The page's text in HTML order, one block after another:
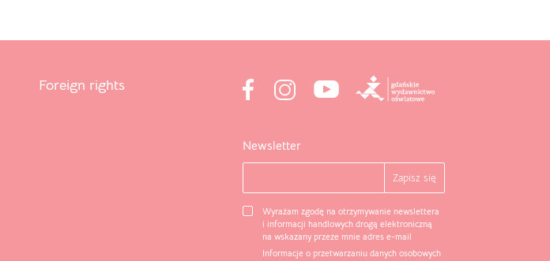
Foreign rights
Newsletter
Wyrażam zgodę na otrzymywanie newslettera
i informacji handlowych drogą elektroniczną
na wskazany przeze mnie adres e-mail
Informacje o przetwarzaniu danych osobowych